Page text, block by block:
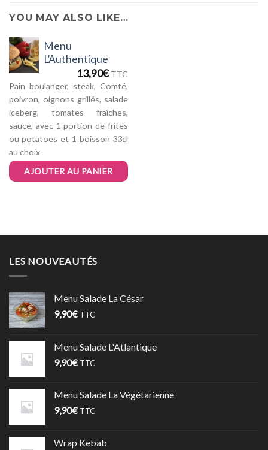
YOU MAY ALSO LIKE…
Menu
L’Authentique
13,90€ TTC
Pain boulanger, steak, Comté,
poivron, oignons grillés, salade
iceberg, tomates fraîches,
sauce, avec 1 portion de frites
ou potatoes et 1 boisson 33cl
au choix
AJOUTER AU PANIER
LES NOUVEAUTÉS
Menu Salade La César
9,90€ TTC
Menu Salade L'Atlantique
9,90€ TTC
Menu Salade La Végétarienne
9,90€ TTC
Wrap Kebab